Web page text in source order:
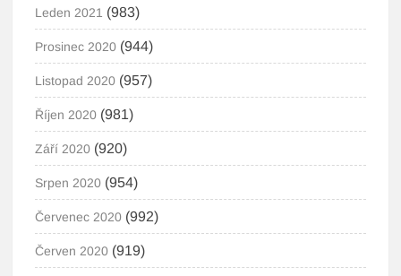
Leden 2021 (983)
Prosinec 2020 (944)
Listopad 2020 (957)
Říjen 2020 (981)
Září 2020 (920)
Srpen 2020 (954)
Červenec 2020 (992)
Červen 2020 (919)